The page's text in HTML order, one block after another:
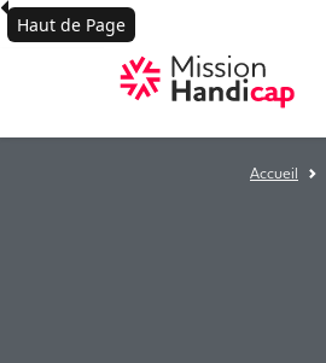
Accueil
Haut de Page